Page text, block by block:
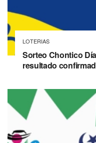
LOTERIAS
Sorteo Chontico
resultado